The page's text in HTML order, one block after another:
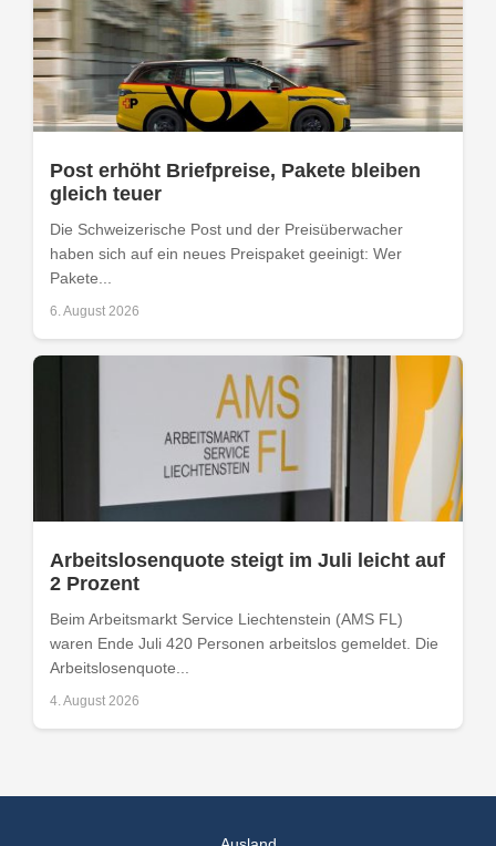
Post erhöht Briefpreise, Pakete bleiben
gleich teuer
Die Schweizerische Post und der Preisüberwacher
haben sich auf ein neues Preispaket geeinigt: Wer
Pakete...
6. August 2026
Arbeitslosenquote steigt im Juli leicht auf
2 Prozent
Beim Arbeitsmarkt Service Liechtenstein (AMS FL)
waren Ende Juli 420 Personen arbeitslos gemeldet. Die
Arbeitslosenquote...
4. August 2026